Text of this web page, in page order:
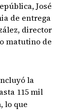
José
de entrega
director
matutino de
la
115 mil
lo que